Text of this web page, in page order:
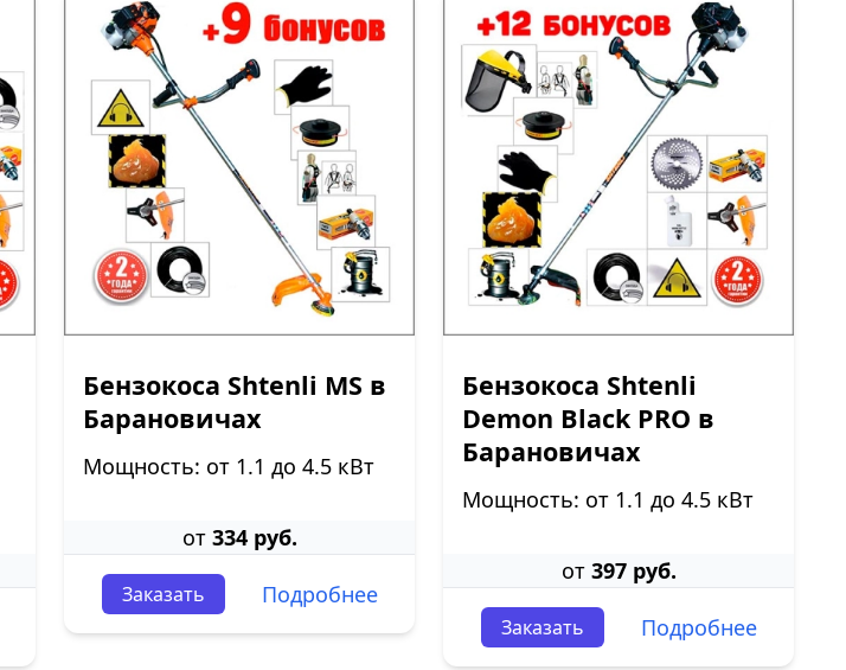
Бензокоса Shtenli MS в
Барановичах
Мощность: от 1.1 до 4.5 кВт
от 334 руб.
Заказать Подробнее
Бензокоса Shtenli
Demon Black PRO в
Барановичах
Мощность: от 1.1 до 4.5 кВт
от 397 руб.
Заказать Подробнее